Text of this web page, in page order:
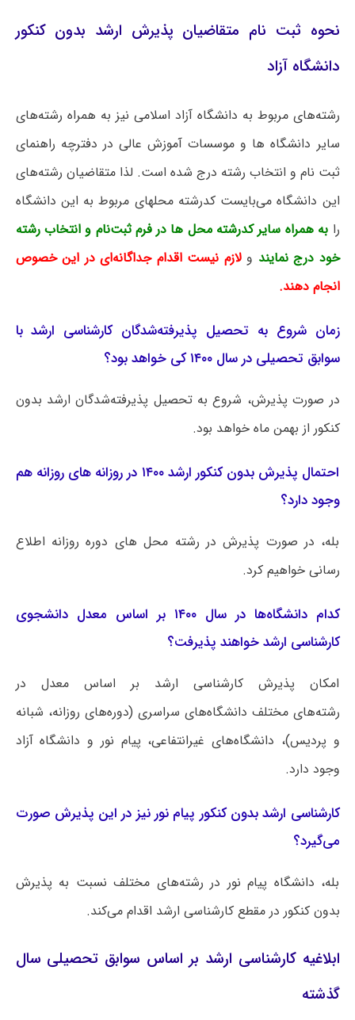
نحوه ثبت نام متقاضیان پذیرش ارشد بدون کنکور
دانشگاه آزاد
رشته‌های مربوط به دانشگاه آزاد اسلامی نیز به همراه رشته‌های
سایر دانشگاه ها و موسسات آموزش عالی در دفترچه راهنمای
ثبت نام و انتخاب رشته درج شده است. لذا متقاضیان رشته‌های
این دانشگاه می‌بایست کدرشته محلهای مربوط به این دانشگاه
را به همراه سایر کدرشته محل ها در فرم ثبت‌نام و انتخاب رشته
خود درج نمایند ولازم نیست اقدام جداگانه‌ای در این خصوص
انجام دهند.
زمان شروع به تحصیل پذیرفته‌شدگان کارشناسی ارشد با
سوابق تحصیلی در سال ۱۴۰۰ کی خواهد بود؟
در صورت پذیرش، شروع به تحصیل پذیرفته‌شدگان ارشد بدون
کنکور از بهمن ماه خواهد بود.
احتمال پذیرش بدون کنکور ارشد ۱۴۰۰ در روزانه های روزانه هم
وجود دارد؟
بله، در صورت پذیرش در رشته محل های دوره روزانه اطلاع
رسانی خواهیم کرد.
کدام دانشگاه‌ها در سال ۱۴۰۰ بر اساس معدل دانشجوی
کارشناسی ارشد خواهند پذیرفت؟
امکان پذیرش کارشناسی ارشد بر اساس معدل در
رشته‌های مختلف دانشگاه‌های سراسری (دوره‌های روزانه، شبانه
و پردیس)، دانشگاه‌های غیرانتفاعی، پیام نور و دانشگاه آزاد
وجود دارد.
کارشناسی ارشد بدون کنکور پیام نور نیز در این پذیرش صورت
می‌گیرد؟
بله، دانشگاه پیام نور در رشته‌های مختلف نسبت به پذیرش
بدون کنکور در مقطع کارشناسی ارشد اقدام می‌کند.
ابلاغیه کارشناسی ارشد بر اساس سوابق تحصیلی سال
گذشته